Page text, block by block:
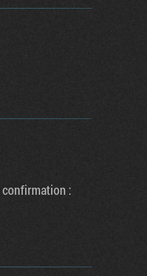
confirmation :